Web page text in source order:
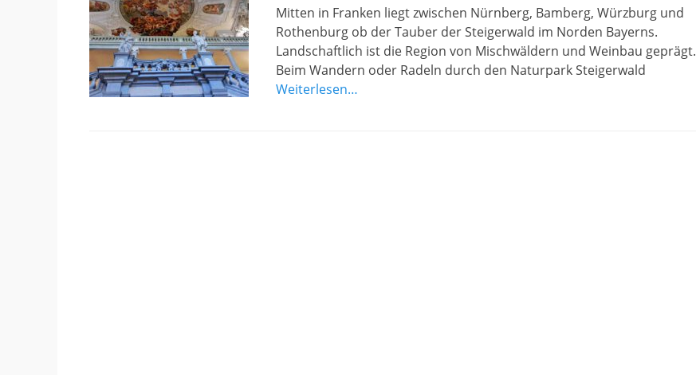
Mitten in Franken liegt zwischen Nürnberg, Bamberg, Würzburg und
Rothenburg ob der Tauber der Steigerwald im Norden Bayerns.
Landschaftlich ist die Region von Mischwäldern und Weinbau geprägt.
Beim Wandern oder Radeln durch den Naturpark Steigerwald
Weiterlesen…